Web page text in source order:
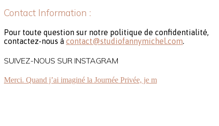
Contact Information :
Pour toute question sur notre politique de confidentialité,
contactez-nous à contact@studiofannymichel.com
SUIVEZ-NOUS SUR INSTAGRAM
Merci. Quand j’ai imaginé la Journée Privée, je m